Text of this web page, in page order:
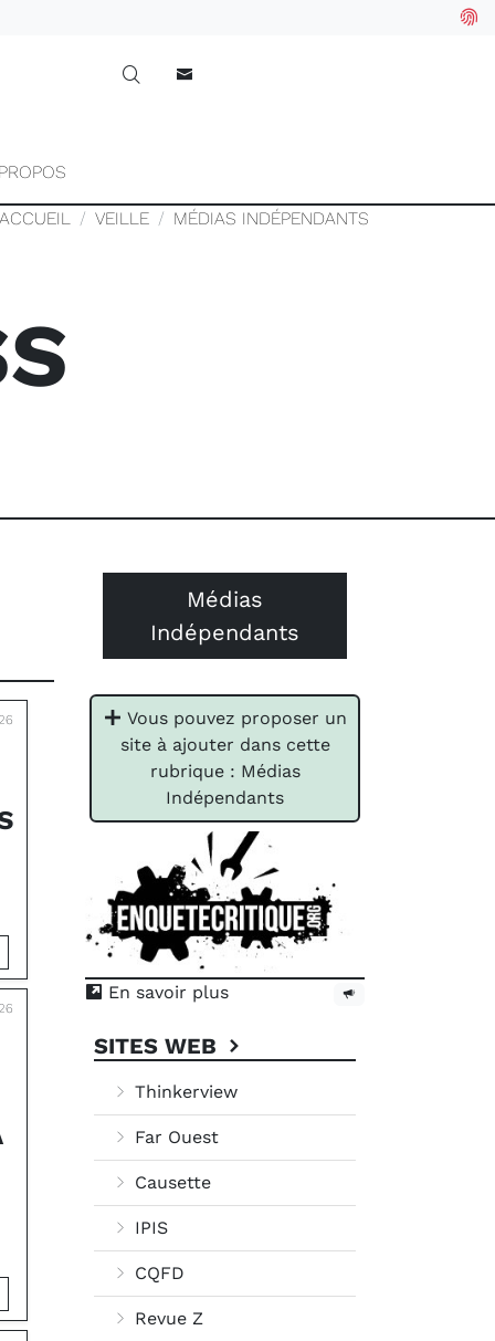
ACCUEIL VEILLE MÉDIAS INDÉPENDANTS
Médias
Indépendants
Vous pouvez proposer un
site à ajouter dans cette
rubrique : Médias
Indépendants
En savoir plus
SITES WEB
Thinkerview
Far Ouest
Causette
IPIS
CQFD
Revue Z